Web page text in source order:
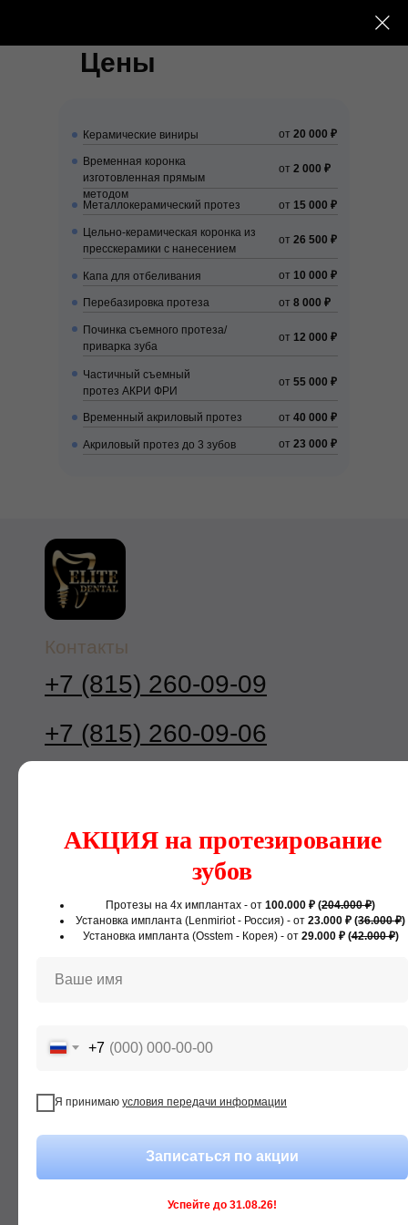
от 23 000 ₽
от 40 000 ₽
от 55 000 ₽
от 12 000 ₽
от 26 500 ₽
от 10 000 ₽
от 8 000 ₽
от 20 000 ₽
от 2 000 ₽
от 15 000 ₽
Керамические виниры
Временная коронка
изготовленная прямым
методом
Акриловый протез до 3 зубов
Временный акриловый протез
Частичный съемный
протез АКРИ ФРИ
Починка съемного протеза/
приварка зуба
Перебазировка протеза
Капа для отбеливания
Цельно-керамическая коронка из
пресскерамики с нанесением
Металлокерамический протез
Цены
АКЦИЯ на протезирование
зубов
Протезы на 4х имплантах - от 100.000 ₽ (204.000 ₽)
Установка импланта (Lenmiriot - Россия) - от 23.000 ₽ (36.000 ₽)
Установка импланта (Osstem - Корея) - от 29.000 ₽ (42.000 ₽)
Ваше имя
+7
Я принимаю условия передачи информации
Записаться по акции
Успейте до 31.08.26!
Редактор сайта
ИП АЛИБЕКОВ АЛИМПАША ИСМАИЛОВИЧ
Обратный звонок
elitdental0909@mail.ru
Преимущества
© Стоматология «Элит Дентал» 2023-2026 г.
26.12.2023 выдана Министерством
1-й филиал: Мурманск, ул. Коминтерна,
д. 5, этаж 5. ИНН:
32, этаж цокольный. ИНН: